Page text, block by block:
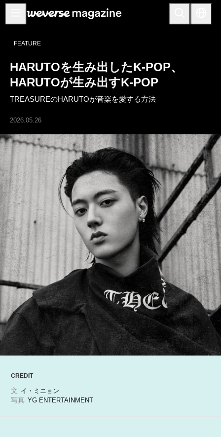
お知らせ
FEATURE
INTERVIEW
INTERACTIVE
FIRST+VIEW
THE
INDUSTRY
PLAYLIST
NoW
ALL
ARTICLES
LOGIN
FEATURE
HARUTOを生み出したK-POP、
HARUTOが生み出すK-POP
TREASUREのHARUTOが音楽を愛する方法
2026.05.26
CREDIT
文 イ・ミニョン
写真 YG ENTERTAINMENT